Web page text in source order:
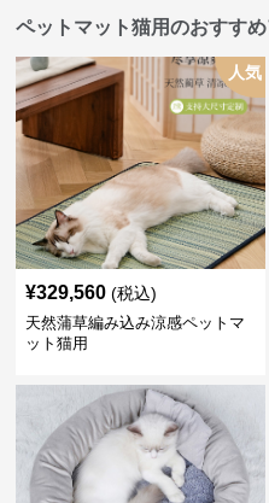
ペットマット猫用のおすす
人気
¥329,560 (税込)
天然蒲草編み込み涼感ペットマ
ット猫用